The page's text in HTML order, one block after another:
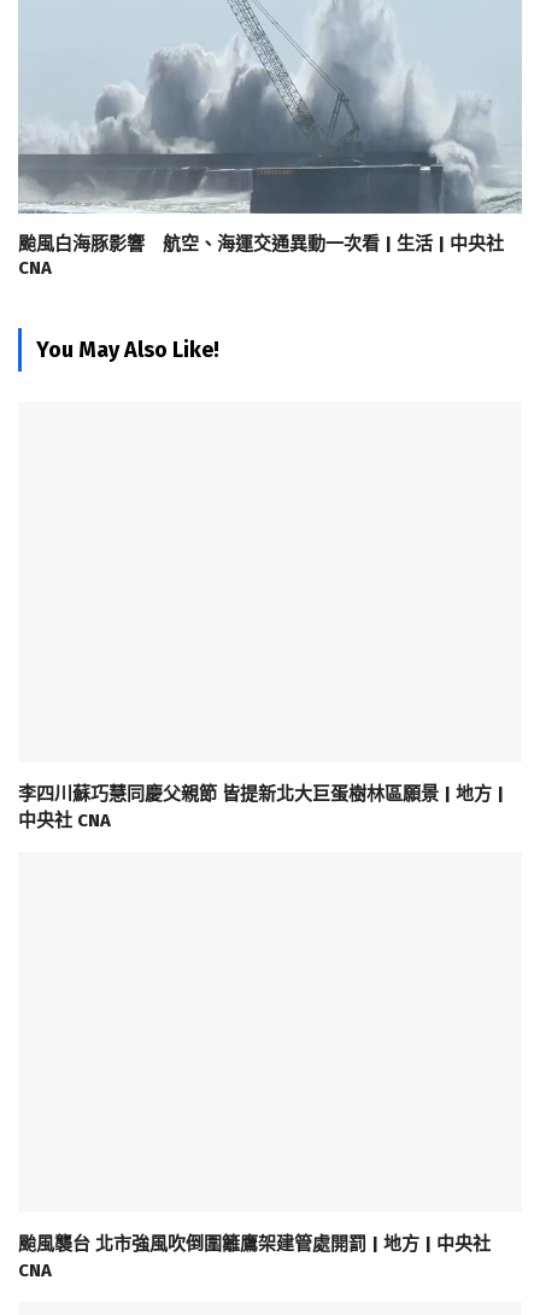
颱風白海豚影響 航空、海運交通異動一次看 | 生活 | 中央社
CNA
You May Also Like!
李四川蘇巧慧同慶父親節 皆提新北大巨蛋樹林區願景 | 地方 |
中央社 CNA
颱風襲台 北市強風吹倒圍籬鷹架建管處開罰 | 地方 | 中央社
CNA